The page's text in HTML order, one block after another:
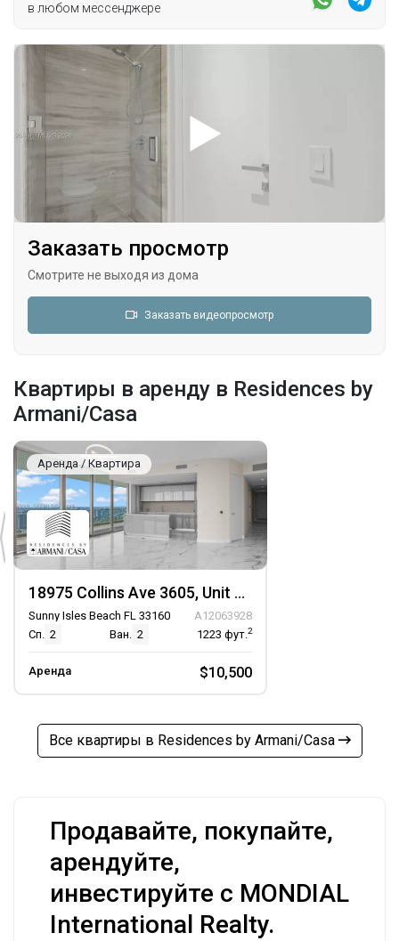
в любом мессенджере
Заказать просмотр
Смотрите не выходя из дома
Заказать видеопросмотр
Квартиры в аренду в Residences by
Armani/Casa
Аренда / Квартира
18975 Collins Ave 3605, Unit 3605
Sunny Isles Beach FL 33160
A12063928
Сп. 2 Ван. 2 1223 фут.2
Аренда $10,500
Все квартиры в Residences by Armani/Casa
Продавайте, покупайте,
арендуйте,
инвестируйте с MONDIAL
International Realty.